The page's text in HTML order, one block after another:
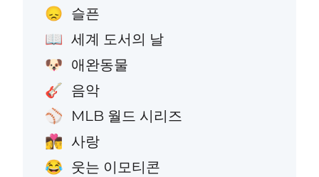
😞 슬픈
📖 세계 도서의 날
🐶 애완동물
🎸 음악
⚾ MLB 월드 시리즈
👩‍❤️‍💋‍👨 사랑
😂 웃는 이모티콘